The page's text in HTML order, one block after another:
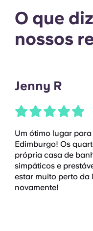
O que
nossos
Jenny R
Um ótimo lugar
Edimburgo! Os
própria casa de
simpáticos e
estar muito perto da
novamente!